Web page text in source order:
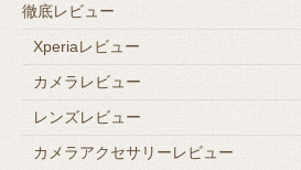
徹底レビュー
Xperiaレビュー
カメラレビュー
レンズレビュー
カメラアクセサリーレビュー